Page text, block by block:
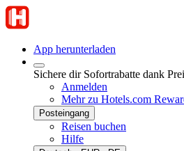
App herunterladen
Sichere dir Sofortrabatte dank
Anmelden
Mehr zu Hotels.com
Posteingang
Reisen buchen
Hilfe